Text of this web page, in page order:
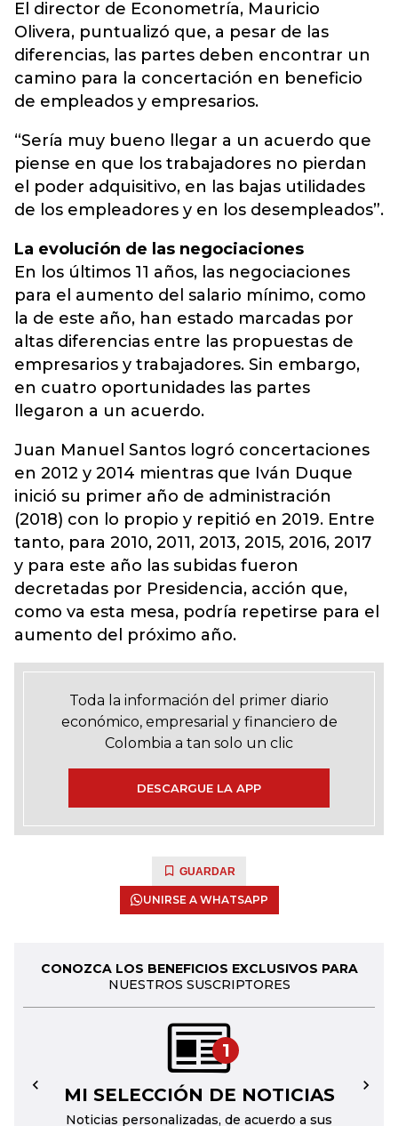
El director de Econometría, Mauricio
Olivera, puntualizó que, a pesar de las
diferencias, las partes deben encontrar un
camino para la concertación en beneficio
de empleados y empresarios.
“Sería muy bueno llegar a un acuerdo que
piense en que los trabajadores no pierdan
el poder adquisitivo, en las bajas utilidades
de los empleadores y en los desempleados”.
La evolución de las negociaciones
En los últimos 11 años, las negociaciones
para el aumento del salario mínimo, como
la de este año, han estado marcadas por
altas diferencias entre las propuestas de
empresarios y trabajadores. Sin embargo,
en cuatro oportunidades las partes
llegaron a un acuerdo.
Juan Manuel Santos logró concertaciones
en 2012 y 2014 mientras que Iván Duque
inició su primer año de administración
(2018) con lo propio y repitió en 2019. Entre
tanto, para 2010, 2011, 2013, 2015, 2016, 2017
y para este año las subidas fueron
decretadas por Presidencia, acción que,
como va esta mesa, podría repetirse para el
aumento del próximo año.
Toda la información del primer diario
económico, empresarial y financiero de
Colombia a tan solo un clic
DESCARGUE LA APP
GUARDAR
UNIRSE A WHATSAPP
CONOZCA LOS BENEFICIOS EXCLUSIVOS PARA
NUESTROS SUSCRIPTORES
1
MI SELECCIÓN DE NOTICIAS
Noticias personalizadas, de acuerdo a sus
← →